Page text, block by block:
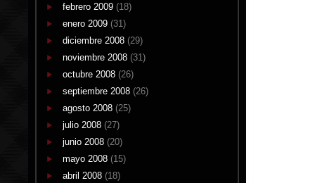
febrero 2009 (18)
enero 2009 (31)
diciembre 2008 (29)
noviembre 2008 (31)
octubre 2008 (26)
septiembre 2008 (26)
agosto 2008 (25)
julio 2008 (27)
junio 2008 (20)
mayo 2008 (15)
abril 2008 (18)